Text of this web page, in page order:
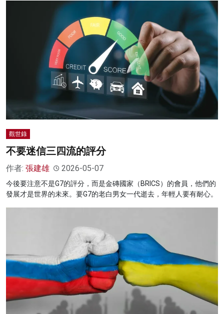
觀世錄
不要迷信三四流的評分
作者: 張建雄 2026-05-07
今後要注意不是G7的評分，而是金磚國家（BRICS）的會員，他們的
發展才是世界的未來。要G7的老白男女一代逝去，年輕人要有耐心。